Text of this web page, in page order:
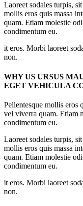
Laoreet sodales turpis,
mollis eros quis massa
quam. Etiam molestie
condimentum eu.
it eros. Morbi laoreet
non.
WHY US URSUS
EGET VEHICULA
Pellentesque mollis eros
vel viverra quam. Etiam
condimentum eu.
Laoreet sodales turpis,
mollis eros quis massa
quam. Etiam molestie
condimentum eu.
it eros. Morbi laoreet
non.